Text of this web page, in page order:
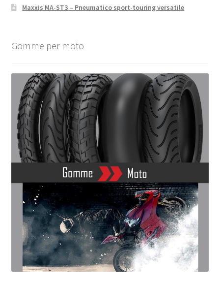
Maxxis MA-ST3 – Pneumatico sport-touring versatile
Gomme per moto